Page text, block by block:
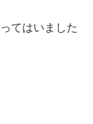
てはいました